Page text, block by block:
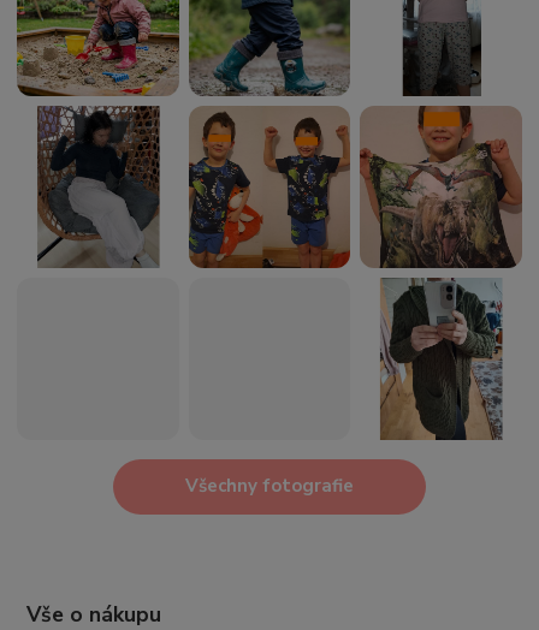
Všechny fotografie
Vše o nákupu